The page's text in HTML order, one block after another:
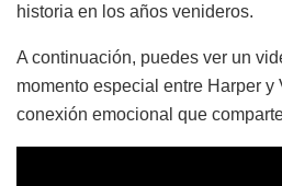
historia en los años venideros.
A continuación, puedes ver un
momento especial entre Harper y
conexión emocional que